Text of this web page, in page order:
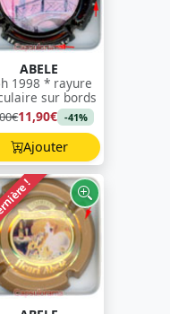
ABELE
1998 * rayure
sur bords
11,90€ -41%
Ajouter
!